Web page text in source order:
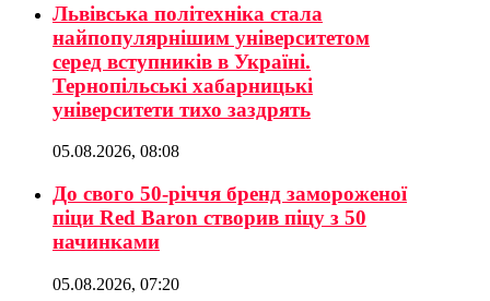
Львівська політехніка стала
найпопулярнішим університетом
серед вступників в Україні.
Тернопільські хабарницькі
університети тихо заздрять
05.08.2026, 08:08
До свого 50-річчя бренд замороженої
піци Red Baron створив піцу з 50
начинками
05.08.2026, 07:20